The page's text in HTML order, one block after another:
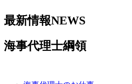
最新情報NEWS
海事代理士綱領